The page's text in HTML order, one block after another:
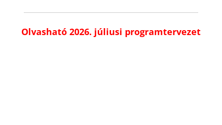
Olvasható 2026. júliusi programtervezet